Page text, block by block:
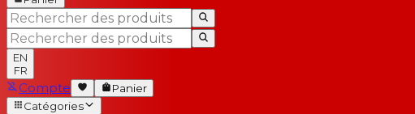
EN
FR
Compte
Panier
Catégories